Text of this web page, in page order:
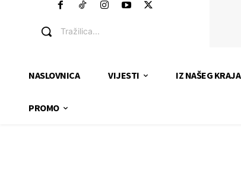
Tražilica...
NASLOVNICA VIJESTI IZ NAŠEG KRAJA
PROMO